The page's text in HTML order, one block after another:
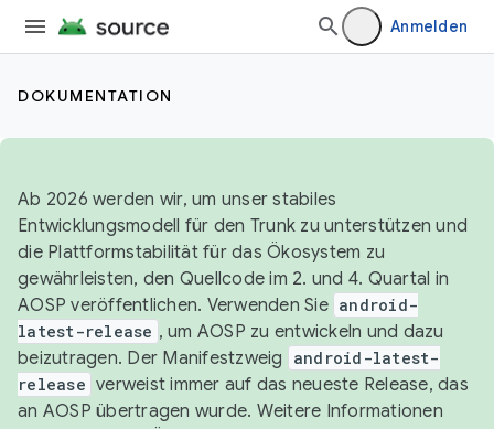
Anmelden
DOKUMENTATION
Ab 2026 werden wir, um unser stabiles
Entwicklungsmodell für den Trunk zu unterstützen und
die Plattformstabilität für das Ökosystem zu
gewährleisten, den Quellcode im 2. und 4. Quartal in
AOSP veröffentlichen. Verwenden Sie android-
latest-release , um AOSP zu entwickeln und dazu
beizutragen. Der Manifestzweig
android-latest-
release verweist immer auf das neueste Release, das
an AOSP übertragen wurde. Weitere Informationen